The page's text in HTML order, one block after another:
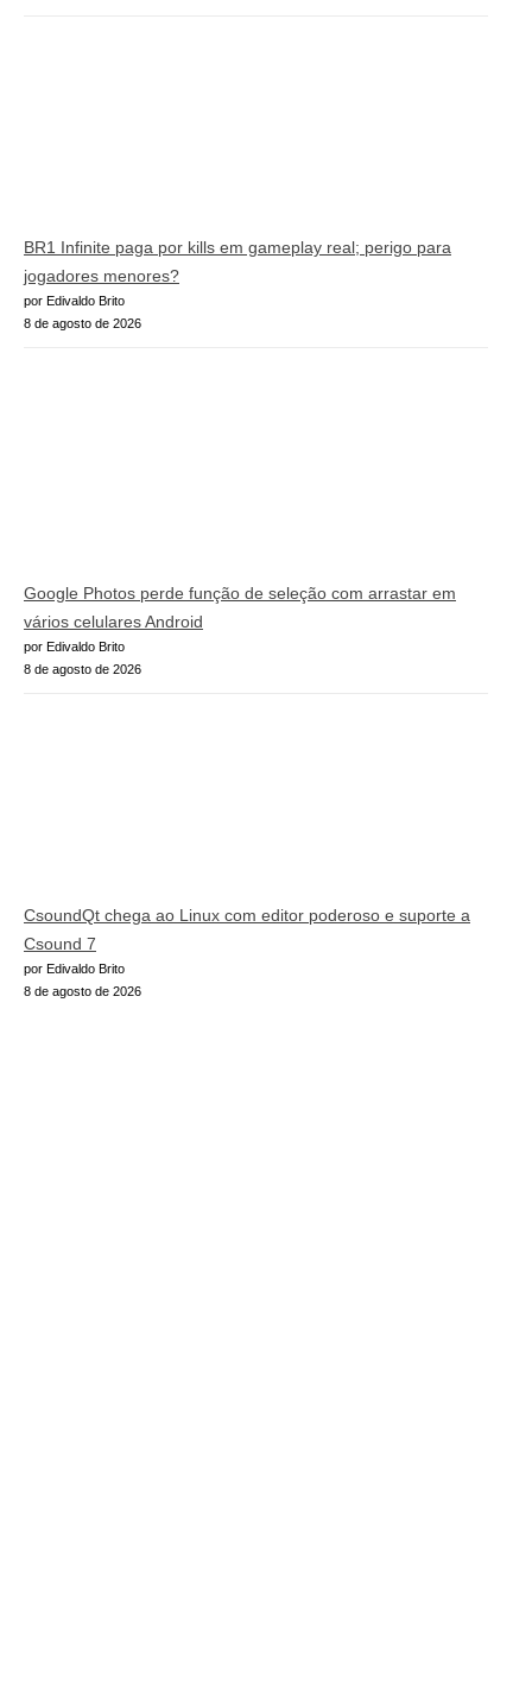
BR1 Infinite paga por kills em gameplay real; perigo para
jogadores menores?
por Edivaldo Brito
8 de agosto de 2026
Google Photos perde função de seleção com arrastar em
vários celulares Android
por Edivaldo Brito
8 de agosto de 2026
CsoundQt chega ao Linux com editor poderoso e suporte a
Csound 7
por Edivaldo Brito
8 de agosto de 2026